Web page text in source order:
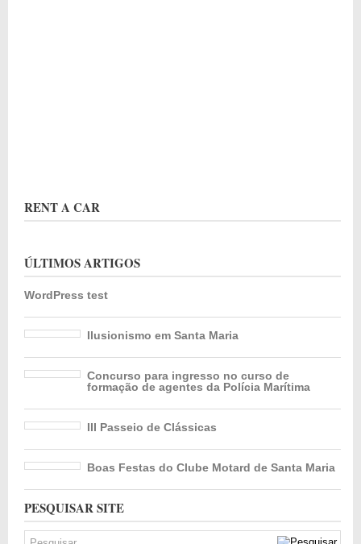
RENT A CAR
ÚLTIMOS ARTIGOS
WordPress test
Ilusionismo em Santa Maria
Concurso para ingresso no curso de
formação de agentes da Polícia Marítima
III Passeio de Clássicas
Boas Festas do Clube Motard de Santa Maria
PESQUISAR SITE